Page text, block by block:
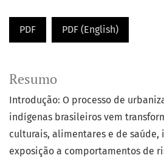
PDF PDF (English)
Resumo
Introdução: O processo de
indígenas brasileiros vem
culturais, alimentares e de saúde,
exposição a comportamentos de